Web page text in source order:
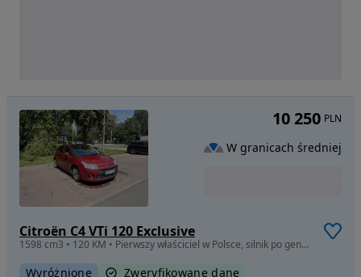
Citroën C4 VTi 120 Exclusive
1598 cm3 • 120 KM • Pierwszy właściciel w Polsce, silnik po generalnym remoncie, auto
Wyróżnione Zweryfikowane dane
10 250 PLN
W granicach średniej